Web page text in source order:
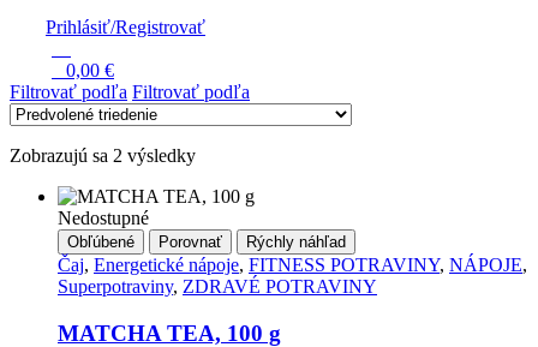
Prihlásiť/Registrovať
0,00 €
Filtrovať podľa Filtrovať podľa
Zobrazujú sa 2 výsledky
Nedostupné
Obľúbené Porovnať Rýchly náhľad
Čaj, Energetické nápoje, FITNESS POTRAVINY, NÁPOJE,
Superpotraviny, ZDRAVÉ POTRAVINY
MATCHA TEA, 100 g